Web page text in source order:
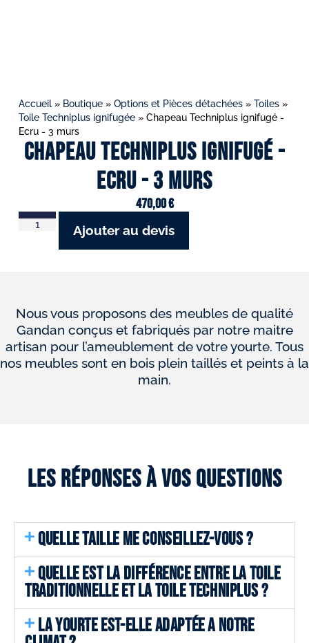
Accueil» Boutique» Options et Pièces détachées» Toiles»
Toile Techniplus ignifugée» Chapeau Techniplus ignifugé -
Ecru - 3 murs
Chapeau Techniplus ignifugé -
Ecru - 3 murs
470,00€
Ajouter au devis
Nous vous proposons des meubles de qualité
Gandan conçus et fabriqués par notre maitre
artisan pour l’ameublement de votre yourte. Tous
nos meubles sont en bois plein taillés et peints à la
main.
Les réponses à vos questions
QUELLE TAILLE ME CONSEILLEZ-VOUS ?
QUELLE EST LA DIFFÉRENCE ENTRE LA TOILE
TRADITIONNELLE ET LA TOILE TECHNIPLUS ?
LA YOURTE EST-ELLE ADAPTÉE A NOTRE